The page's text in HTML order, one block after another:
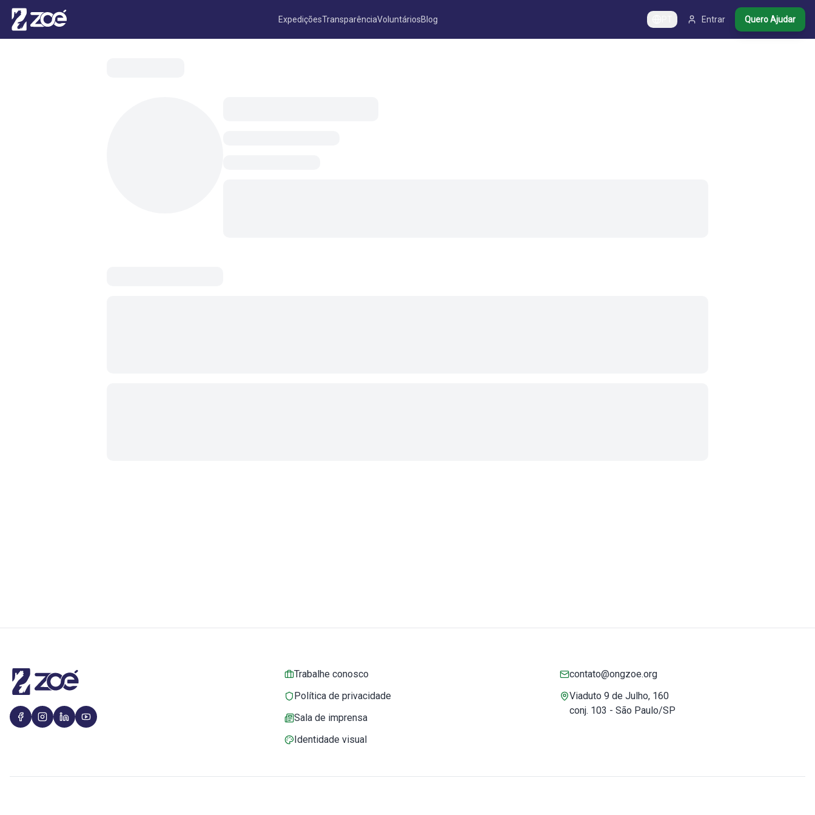
ExpediçõesTransparênciaVoluntáriosBlog Entrar Quero Ajudar
Trabalhe conosco
Política de privacidade
Sala de imprensa
Identidade visual
contato@ongzoe.org
Viaduto 9 de Julho, 160
conj. 103 - São Paulo/SP